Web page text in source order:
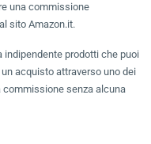
una commissione
sito Amazon.it.
prodotti che puoi
acquisto attraverso uno dei
commissione senza alcuna